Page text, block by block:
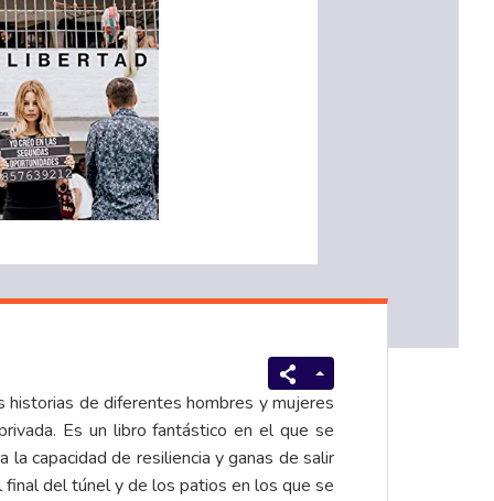
historias de diferentes hombres y mujeres
Es un libro fantástico en el que se
capacidad de resiliencia y ganas de salir
del túnel y de los patios en los que se